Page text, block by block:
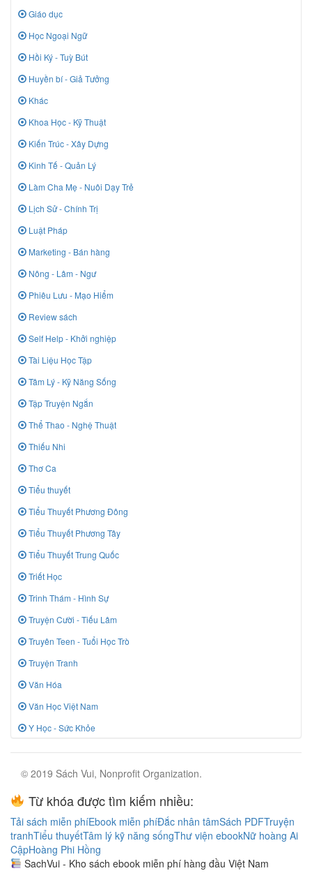
Giáo dục
Học Ngoại Ngữ
Hồi Ký - Tuỳ Bút
Huyền bí - Giả Tưởng
Khác
Khoa Học - Kỹ Thuật
Kiến Trúc - Xây Dựng
Kinh Tế - Quản Lý
Làm Cha Mẹ - Nuôi Dạy Trẻ
Lịch Sử - Chính Trị
Luật Pháp
Marketing - Bán hàng
Nông - Lâm - Ngư
Phiêu Lưu - Mạo Hiểm
Review sách
Self Help - Khởi nghiệp
Tài Liệu Học Tập
Tâm Lý - Kỹ Năng Sống
Tập Truyện Ngắn
Thể Thao - Nghệ Thuật
Thiếu Nhi
Thơ Ca
Tiểu thuyết
Tiểu Thuyết Phương Đông
Tiểu Thuyết Phương Tây
Tiểu Thuyết Trung Quốc
Triết Học
Trinh Thám - Hình Sự
Truyện Cười - Tiếu Lâm
Truyên Teen - Tuổi Học Trò
Truyện Tranh
Văn Hóa
Văn Học Việt Nam
Y Học - Sức Khỏe
© 2019 Sách Vui, Nonprofit Organization.
Từ khóa được tìm kiếm nhiều:
Tải sách miễn phíEbook miễn phíĐắc nhân tâmSách PDFTruyện
tranhTiểu thuyếtTâm lý kỹ năng sốngThư viện ebookNữ hoàng Ai
CậpHoàng Phi Hồng
SachVui - Kho sách ebook miễn phí hàng đầu Việt Nam